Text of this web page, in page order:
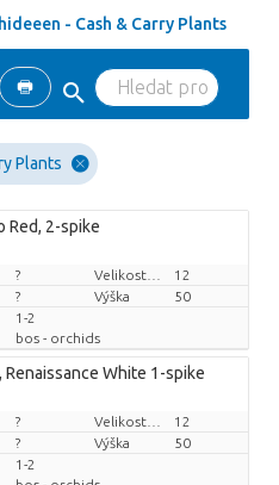
- Cash & Carry Plants
Plants
Red, 2-spike
?
12
? Výška
50
1-2
bos - orchids
Renaissance White 1-spike
?
12
? Výška
50
1-2